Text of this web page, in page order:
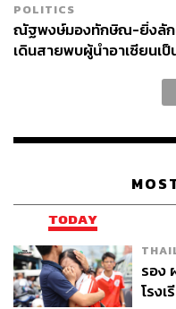
POLITICS
ณัฐพงษ์มองทักษิณ-ยิ่งลัก
เดินสายพบผู้นำอาเซียนเ
TODAY
รอง
โรง